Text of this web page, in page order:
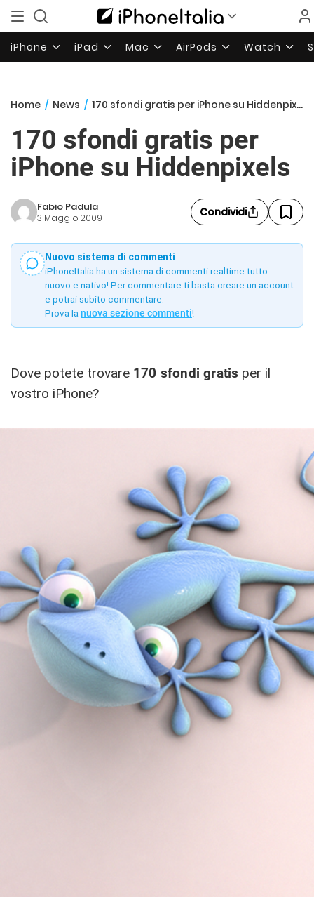
iPhone iPad Mac AirPods Watch
Home / News / 170 sfondi gratis per iPhone su Hiddenpixels
170 sfondi gratis per
iPhone su Hiddenpixels
Fabio Padula
3 Maggio 2009 Condividi
Nuovo sistema di commenti
iPhoneItalia ha un sistema di commenti realtime tutto
nuovo e nativo! Per commentare ti basta creare un account
e potrai subito commentare.
Prova la nuova sezione commenti!
Dove potete trovare 170 sfondi gratis per il
vostro iPhone?